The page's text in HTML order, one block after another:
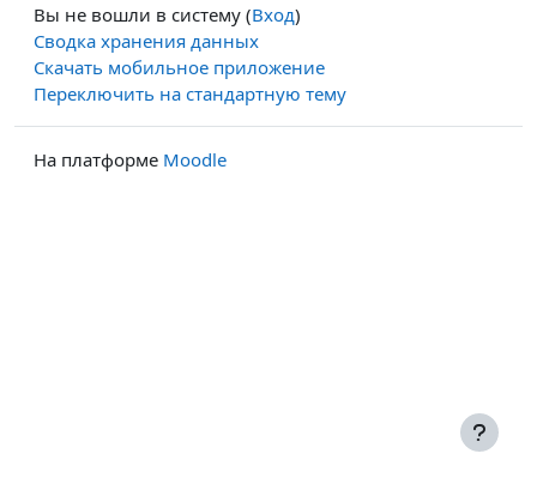
Вы не вошли в систему (Вход)
Сводка хранения данных
Скачать мобильное приложение
Переключить на стандартную тему
На платформе Moodle